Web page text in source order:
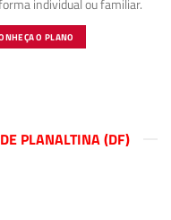
individual ou familiar.
O PLANO
PLANALTINA (DF)